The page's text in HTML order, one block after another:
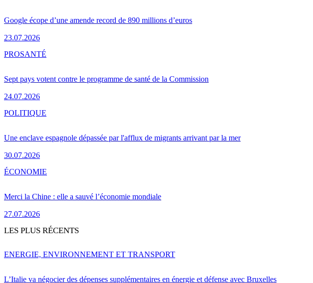
Google écope d’une amende record de 890 millions d’euros
23.07.2026
Sept pays votent contre le programme de santé de la Commission
24.07.2026
PROSANTÉ
Une enclave espagnole dépassée par l'afflux de migrants arrivant par la mer
30.07.2026
POLITIQUE
Merci la Chine : elle a sauvé l’économie mondiale
27.07.2026
ÉCONOMIE
LES PLUS RÉCENTS
L’Italie va négocier des dépenses supplémentaires en énergie et défense avec Bruxelles
ENERGIE, ENVIRONNEMENT ET TRANSPORT